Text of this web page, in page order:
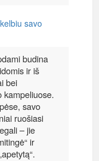
savo
budina
ir iš
bei
kampeliuose.
savo
ruošiasi
– jie
ir